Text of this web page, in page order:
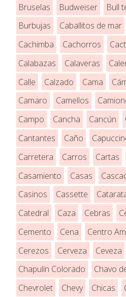
Bruselas Budweiser Bull
Burbujas
Caballitos de mar
Cachimba
Cachorros
Calabazas
Calaveras
Calle
Calzado Cama
Camaro
Camellos
Campo
Cancha Cancún
Cantantes
Caño
Carretera
Carros Cartas
Casamiento
Casas
Casinos
Cassette
Catedral
Caza Cebras
Cemento
Cena Centro
Cerezos
Cerveza Ceveza
Chapulín Colorado
Chavo
Chevrolet
Chevy Chicas